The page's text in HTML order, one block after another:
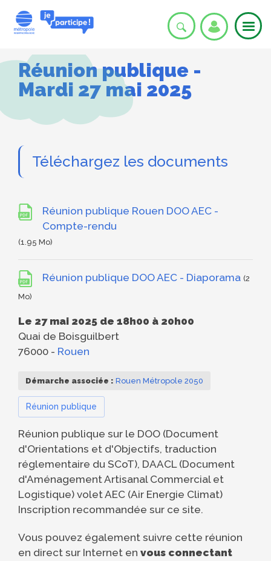
User
O
NN
TE
Réunion publique -
Mardi 27 mai 2025
Téléchargez les documents
Réunion publique Rouen DOO AEC -
Compte-rendu
(1.95 Mo)
Réunion publique DOO AEC - Diaporama (2
Mo)
Le 27 mai 2025 de 18h00 à 20h00
Quai de Boisguilbert
76000 - Rouen
Démarche associée : Rouen Métropole 2050
Réunion publique
Réunion publique sur le DOO (Document
d'Orientations et d'Objectifs, traduction
réglementaire du SCoT), DAACL (Document
d'Aménagement Artisanal Commercial et
Logistique) volet AEC (Air Energie Climat)
Inscription recommandée sur ce site.
Vous pouvez également suivre cette réunion
en direct sur Internet en vous connectant